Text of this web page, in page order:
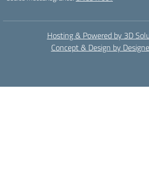
Hosting & Powered by 3D
Concept & Design by